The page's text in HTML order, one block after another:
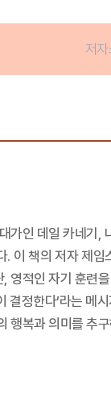
저자
인 데일 카네기
이 책의 저자 제
적인 자기 훈련
정한다’라는
행복과 의미를 추